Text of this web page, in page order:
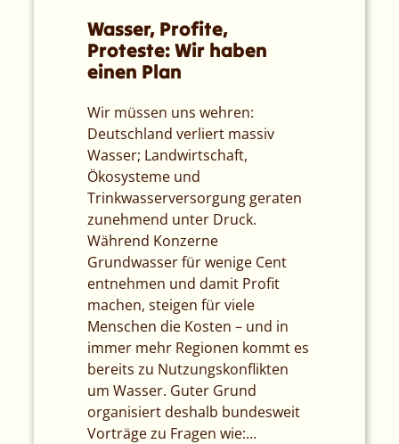
Wasser, Profite,
Proteste: Wir haben
einen Plan
Wir müssen uns wehren:
Deutschland verliert massiv
Wasser; Landwirtschaft,
Ökosysteme und
Trinkwasserversorgung geraten
zunehmend unter Druck.
Während Konzerne
Grundwasser für wenige Cent
entnehmen und damit Profit
machen, steigen für viele
Menschen die Kosten – und in
immer mehr Regionen kommt es
bereits zu Nutzungskonflikten
um Wasser. Guter Grund
organisiert deshalb bundesweit
Vorträge zu Fragen wie:…